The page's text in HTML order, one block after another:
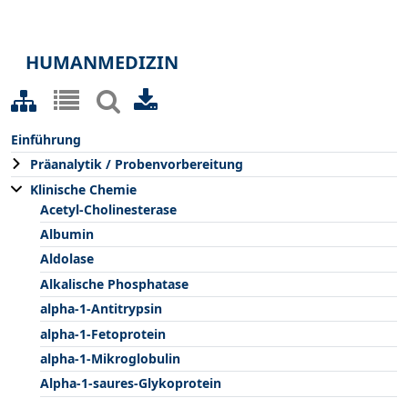
HUMANMEDIZIN
Einführung
Präanalytik / Probenvorbereitung
Klinische Chemie
Acetyl-Cholinesterase
Albumin
Aldolase
Alkalische Phosphatase
alpha-1-Antitrypsin
alpha-1-Fetoprotein
alpha-1-Mikroglobulin
Alpha-1-saures-Glykoprotein